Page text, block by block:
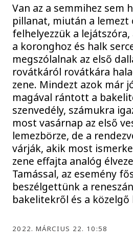
Van az a semmihez sem
pillanat, miután a lemezt
felhelyezzük a
a koronghoz és halk
megszólalnak az első
rovátkáról rovátkára
zene. Mindezt azok már
magával rántott a
szenvedély, számukra
most vasárnap az első
lemezbörze, de a
várják, akik most
zene effajta analóg
Tamással, az esemény
beszélgettünk a
bakelitekről és a közelgő
2022. MÁRCIUS 22. 10:58